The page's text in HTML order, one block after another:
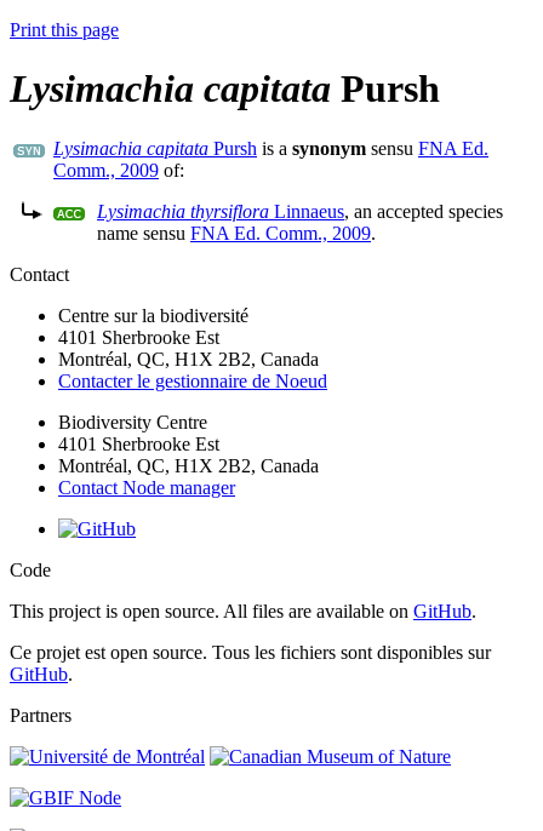
Print this page
Lysimachia capitata Pursh
Lysimachia capitata Pursh is a synonym sensu FNA Ed.
Comm., 2009 of:
Lysimachia thyrsiflora Linnaeus, an accepted species
name sensu FNA Ed. Comm., 2009.
Contact
Centre sur la biodiversité
4101 Sherbrooke Est
Montréal, QC, H1X 2B2, Canada
Contacter le gestionnaire de Noeud
Biodiversity Centre
4101 Sherbrooke Est
Montréal, QC, H1X 2B2, Canada
Contact Node manager
Code
This project is open source. All files are available on GitHub.
Ce projet est open source. Tous les fichiers sont disponibles sur
GitHub.
Partners